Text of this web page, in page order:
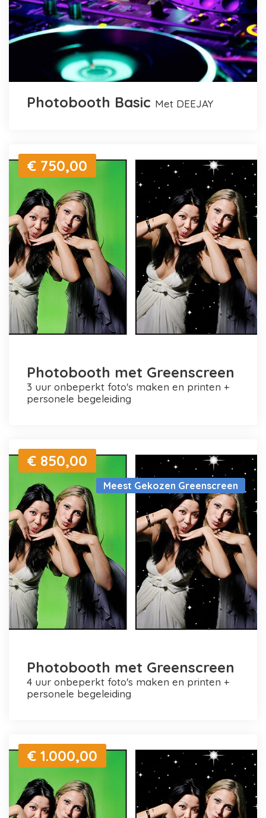
Photobooth Basic met DEEJAY
€ 750,00
Photobooth met Greenscreen
3 uur onbeperkt foto's maken en printen +
personele begeleiding
Meest Gekozen Greenscreen
€ 850,00
Photobooth met Greenscreen
4 uur onbeperkt foto's maken en printen +
personele begeleiding
€ 1.000,00